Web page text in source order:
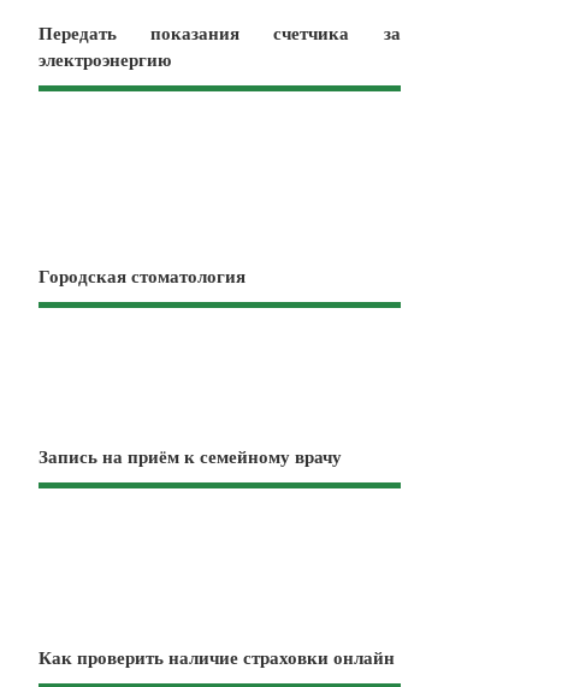
Передать показания счетчика за
электроэнергию
Городская стоматология
Запись на приём к семейному врачу
Как проверить наличие страховки онлайн